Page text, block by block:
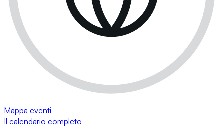
Mappa eventi
Il calendario completo